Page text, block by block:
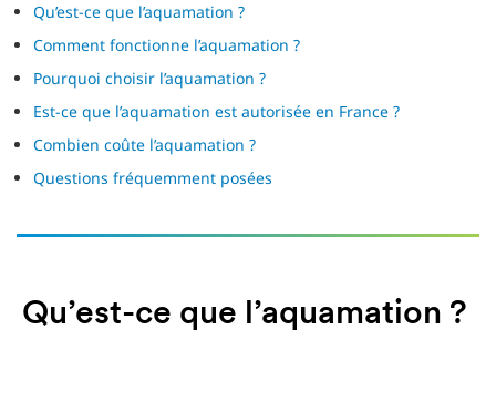
Qu’est-ce que l’aquamation ?
Comment fonctionne l’aquamation ?
Pourquoi choisir l’aquamation ?
Est-ce que l’aquamation est autorisée en France ?
Combien coûte l’aquamation ?
Questions fréquemment posées
Qu’est-ce que l’aquamation ?